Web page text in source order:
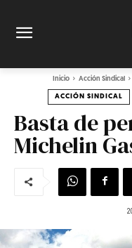
Inicio Acción Sindical
ACCIÓN SINDICAL
Basta de
Michelin